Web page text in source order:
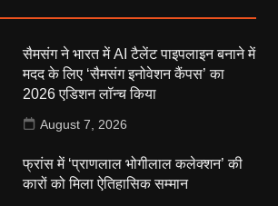
सैमसंग ने भारत में AI टैलेंट पाइपलाइन बनाने में
मदद के लिए ‘सैमसंग इनोवेशन कैंपस’ का
2026 एडिशन लॉन्च किया
August 7, 2026
फ्रांस में ‘प्राणलाल भोगीलाल कलेक्शन’ की
कारों को मिला ऐतिहासिक सम्मान